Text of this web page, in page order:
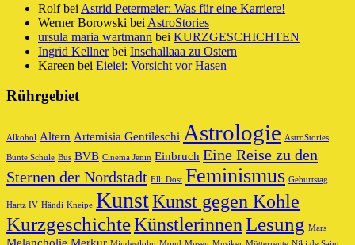
Rolfbei Astrid Petermeier: Was für eine Karriere!
Werner Borowski bei AstroStories
ursula maria wartmann bei KURZGESCHICHTEN
Ingrid Kellnerbei Inschallaaa zu Ostern
Kareen bei Eieiei: Vorsicht vor Hasen
Rührgebiet
Alkohol Altern Artemisia Gentileschi Astrologie AstroStories
Bunte Schule Bus BVB Cinema Jenin Einbruch Eine Reise zu den
Sternen der Nordstadt Elli Dost Feminismus Geburtstag
Hartz IV Händi Kneipe KunstKunst gegen Kohle
KurzgeschichteKünstlerinnenLesung Mars